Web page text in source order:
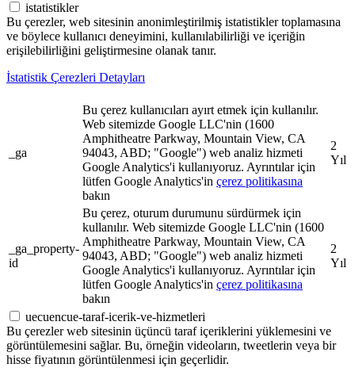
istatistikler
Bu çerezler, web sitesinin anonimleştirilmiş istatistikler toplamasına
ve böylece kullanıcı deneyimini, kullanılabilirliği ve içeriğin
erişilebilirliğini geliştirmesine olanak tanır.
İstatistik Çerezleri Detayları
_ga
Bu çerez kullanıcıları ayırt etmek için kullanılır.
Web sitemizde Google LLC'nin (1600
Amphitheatre Parkway, Mountain View, CA
94043, ABD; "Google") web analiz hizmeti
Google Analytics'i kullanıyoruz. Ayrıntılar için
lütfen Google Analytics'in çerez politikasına
bakın
2
Yıl
_ga_property-
id
Bu çerez, oturum durumunu sürdürmek için
kullanılır. Web sitemizde Google LLC'nin (1600
Amphitheatre Parkway, Mountain View, CA
94043, ABD; "Google") web analiz hizmeti
Google Analytics'i kullanıyoruz. Ayrıntılar için
lütfen Google Analytics'in çerez politikasına
bakın
2
Yıl
uecuencue-taraf-icerik-ve-hizmetleri
Bu çerezler web sitesinin üçüncü taraf içeriklerini yüklemesini ve
görüntülemesini sağlar. Bu, örneğin videoların, tweetlerin veya bir
hisse fiyatının görüntülenmesi için geçerlidir.